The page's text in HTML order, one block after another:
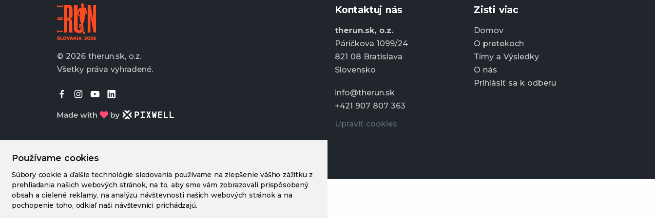
Používame cookies
Súbory cookie a ďalšie technológie sledovania používame na zlepšenie vášho zážitku z
prehliadania našich webových stránok, na to, aby sme vám zobrazovali prispôsobený
obsah a cielené reklamy, na analýzu návštevnosti našich webových stránok a na
pochopenie toho, odkiaľ naši návštevníci prichádzajú.
© 2026 therun.sk, o.z.
Všetky práva vyhradené.
Kontaktuj nás
therun.sk, o.z.
Páričkova 1099/24
821 08 Bratislava
Slovensko
info@therun.sk
+421 907 807 363
Upraviť cookies
Zisti viac
Domov
O pretekoch
Tímy a Výsledky
O nás
Prihlásiť sa k odberu